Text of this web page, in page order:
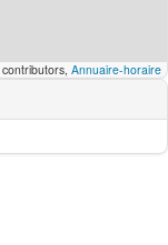
contributors, Annuaire-horaire